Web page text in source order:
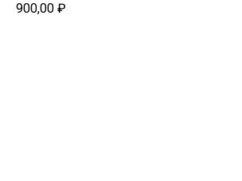
900,00 ₽